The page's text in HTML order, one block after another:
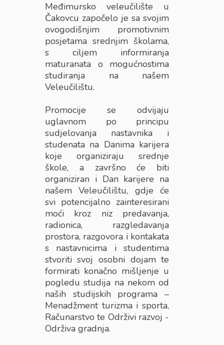
Međimursko veleučilište u
Čakovcu započelo je sa svojim
ovogodišnjim promotivnim
posjetama srednjim školama,
s ciljem informiranja
maturanata o mogućnostima
studiranja na našem
Veleučilištu.
Promocije se odvijaju
uglavnom po principu
sudjelovanja nastavnika i
studenata na Danima karijera
koje organiziraju srednje
škole, a završno će biti
organiziran i Dan karijere na
našem Veleučilištu, gdje će
svi potencijalno zainteresirani
moći kroz niz predavanja,
radionica, razgledavanja
prostora, razgovora i kontakata
s nastavnicima i studentima
stvoriti svoj osobni dojam te
formirati konačno mišljenje u
pogledu studija na nekom od
naših studijskih programa –
Menadžment turizma i sporta,
Računarstvo te Održivi razvoj -
Održiva gradnja.